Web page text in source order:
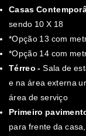
Casas
sendo 10 X 18
*Opção 13 com
*Opção 14 com
Térreo -Sala de
e na área externa
área de serviço
Primeiro
para frente da